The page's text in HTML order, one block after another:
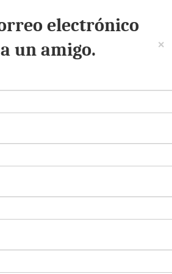
electrónico
un amigo.
×